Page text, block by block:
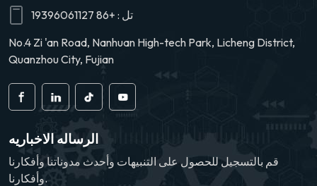
تل : +86 19396061127
No.4 Zi 'an Road, Nanhuan High-tech Park, Licheng District,
Quanzhou City, Fujian
الرساله الاخباريه
قم بالتسجيل للحصول على التنبيهات وأحدث مدوناتنا وأفكارنا
وأفكارنا.